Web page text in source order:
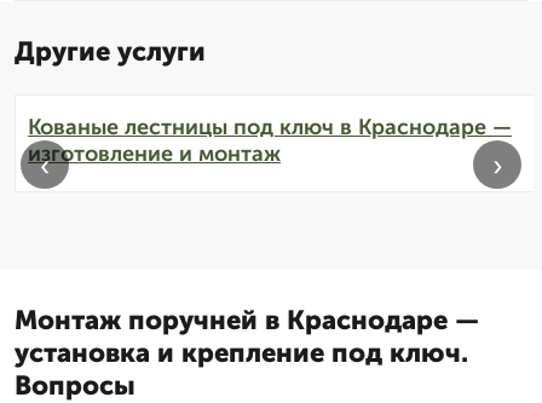
Другие услуги
Кованые лестницы под ключ в Краснодаре —
изготовление и монтаж
‹ ›
Монтаж поручней в Краснодаре —
установка и крепление под ключ.
Вопросы